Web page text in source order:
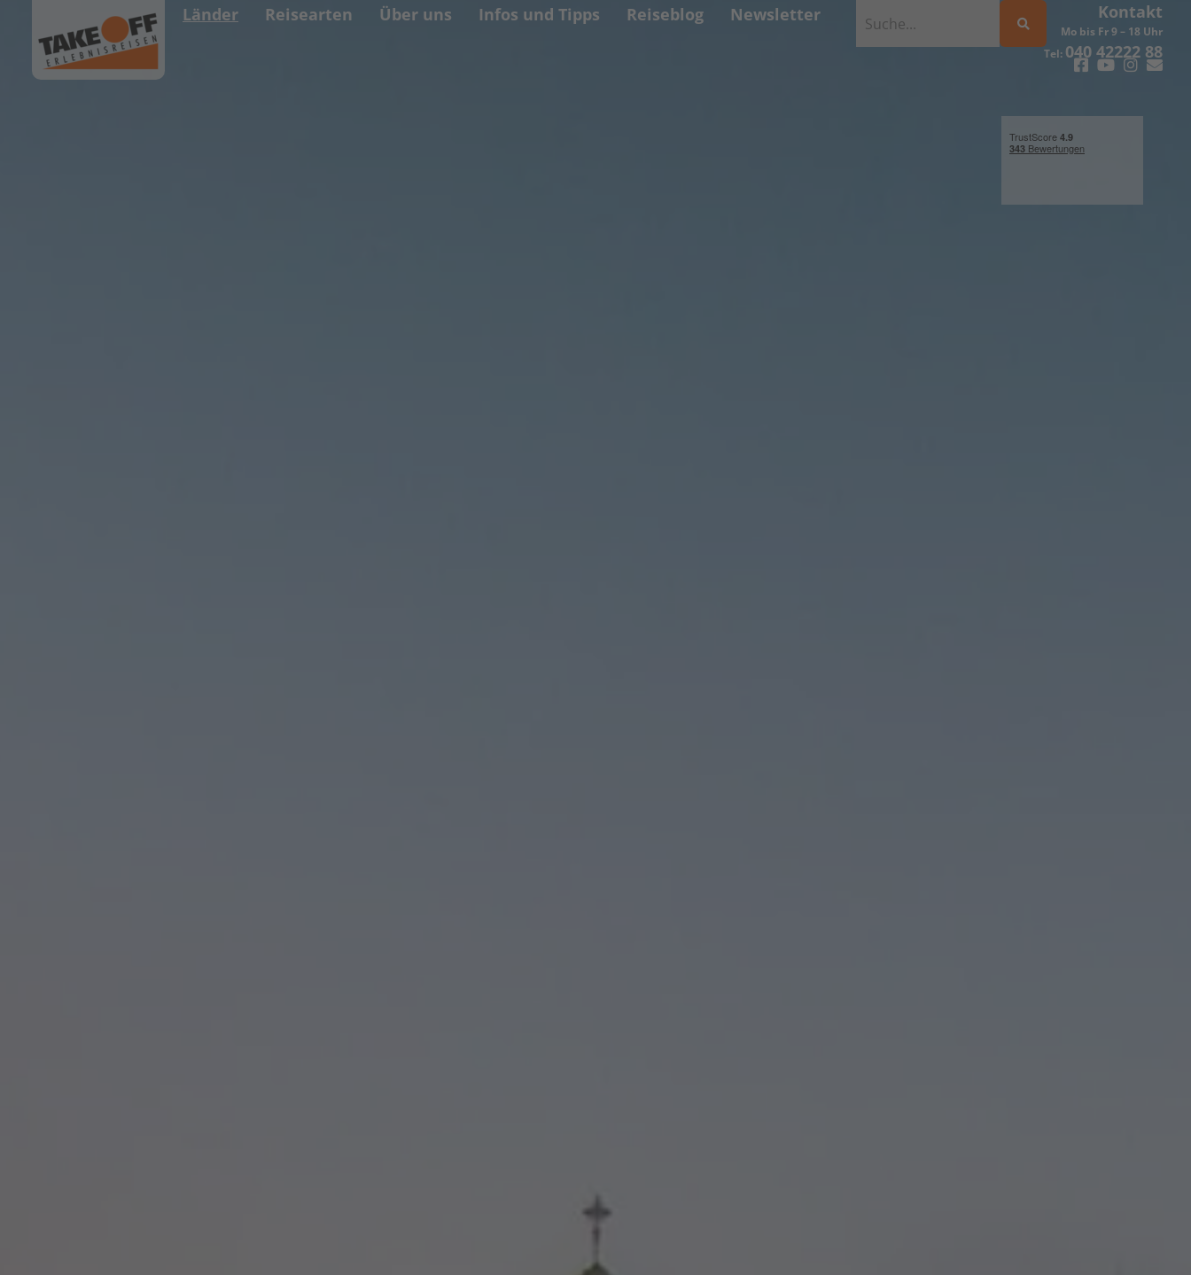
Länder Reisearten Über uns Infos und Tipps Reiseblog Newsletter
Tel: 040 42222 88
Mo bis Fr 9 – 18 Uhr
Kontakt